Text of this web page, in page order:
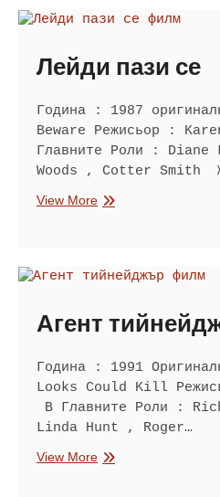
Лейди пази се
Година : 1987
Beware Режисьор :
Главните Роли :
Woods , Cotter Smith
View MoreЛейди
Агент
Година : 1991
Looks Could Kill
В Главните Роли :
Linda Hunt , Roger…
View MoreАгент